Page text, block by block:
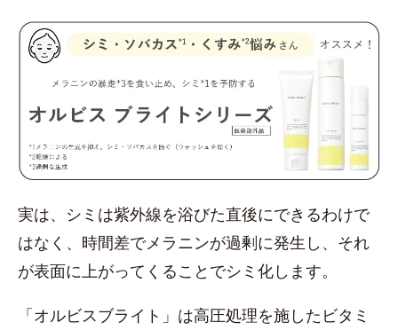
実は、シミは紫外線を浴びた直後にできるわけで
はなく、時間差でメラニンが過剰に発生し、それ
が表面に上がってくることでシミ化します。
「オルビスブライト」は高圧処理を施したビタミ